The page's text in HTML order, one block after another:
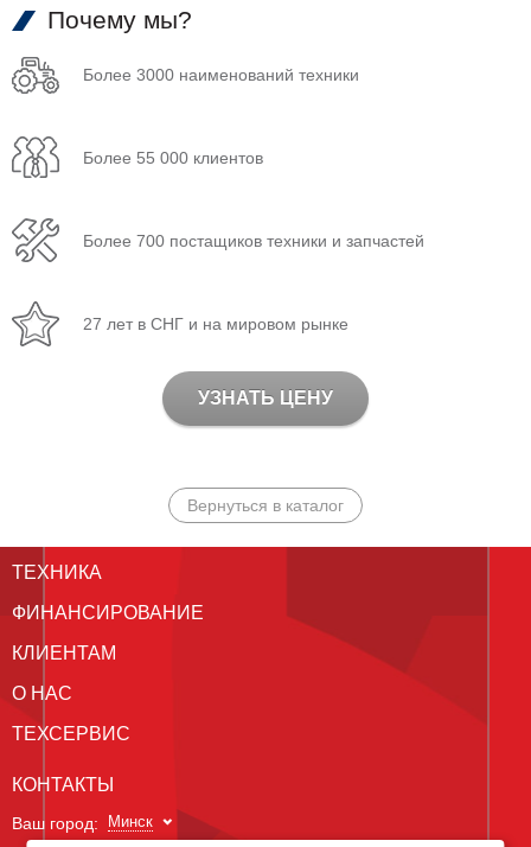
Почему мы?
Более 3000 наименований техники
Более 55 000 клиентов
Более 700 постащиков техники и запчастей
27 лет в СНГ и на мировом рынке
УЗНАТЬ ЦЕНУ
Вернуться в каталог
ТЕХНИКА
ФИНАНСИРОВАНИЕ
КЛИЕНТАМ
О НАС
ТЕХСЕРВИС
КОНТАКТЫ
Ваш город: Минск